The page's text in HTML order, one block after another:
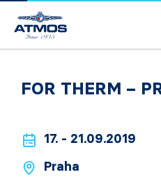
FOR THERM –
17. - 21.09.2019
Praha